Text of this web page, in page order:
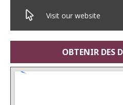
Visit our website